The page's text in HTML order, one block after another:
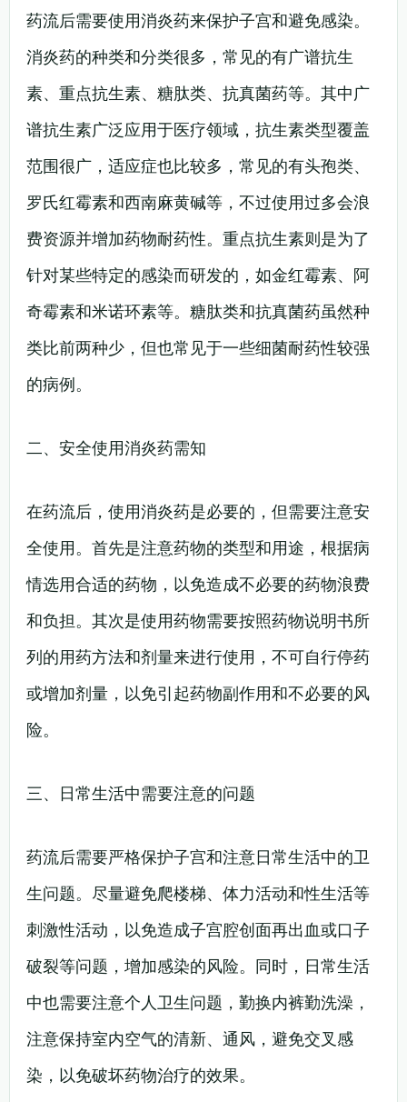
药流后需要使用消炎药来保护子宫和避免感染。
消炎药的种类和分类很多，常见的有广谱抗生
素、重点抗生素、糖肽类、抗真菌药等。其中广
谱抗生素广泛应用于医疗领域，抗生素类型覆盖
范围很广，适应症也比较多，常见的有头孢类、
罗氏红霉素和西南麻黄碱等，不过使用过多会浪
费资源并增加药物耐药性。重点抗生素则是为了
针对某些特定的感染而研发的，如金红霉素、阿
奇霉素和米诺环素等。糖肽类和抗真菌药虽然种
类比前两种少，但也常见于一些细菌耐药性较强
的病例。
二、安全使用消炎药需知
在药流后，使用消炎药是必要的，但需要注意安
全使用。首先是注意药物的类型和用途，根据病
情选用合适的药物，以免造成不必要的药物浪费
和负担。其次是使用药物需要按照药物说明书所
列的用药方法和剂量来进行使用，不可自行停药
或增加剂量，以免引起药物副作用和不必要的风
险。
三、日常生活中需要注意的问题
药流后需要严格保护子宫和注意日常生活中的卫
生问题。尽量避免爬楼梯、体力活动和性生活等
刺激性活动，以免造成子宫腔创面再出血或口子
破裂等问题，增加感染的风险。同时，日常生活
中也需要注意个人卫生问题，勤换内裤勤洗澡，
注意保持室内空气的清新、通风，避免交叉感
染，以免破坏药物治疗的效果。